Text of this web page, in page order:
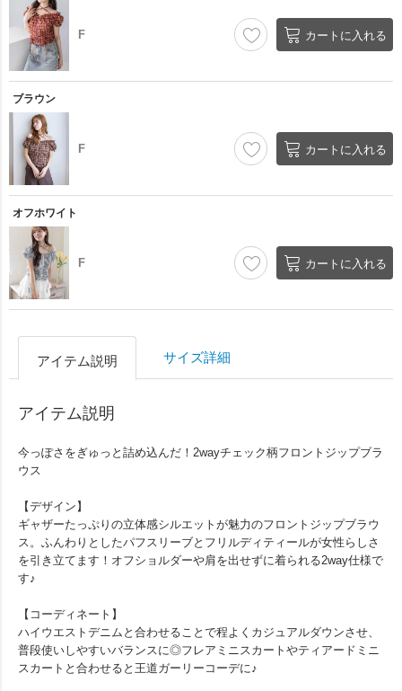
F カートに入れる
ブラウン
F カートに入れる
オフホワイト
F カートに入れる
アイテム説明 サイズ詳細
アイテム説明
今っぽさをぎゅっと詰め込んだ！2wayチェック柄フロントジップブラ
ウス
【デザイン】
ギャザーたっぷりの立体感シルエットが魅力のフロントジップブラウ
ス。ふんわりとしたパフスリーブとフリルディティールが女性らしさ
を引き立てます！オフショルダーや肩を出せずに着られる2way仕様で
す♪
【コーディネート】
ハイウエストデニムと合わせることで程よくカジュアルダウンさせ、
普段使いしやすいバランスに◎フレアミニスカートやティアードミニ
スカートと合わせると王道ガーリーコーデに♪